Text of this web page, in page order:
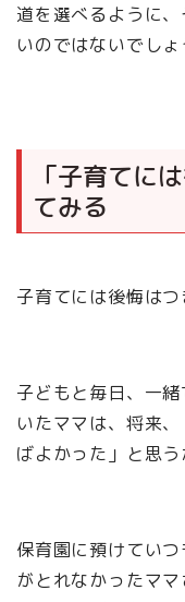
道を選べるように
いのではないでしょ
「子育てに
てみる
子育てには後悔はつ
子どもと毎日、一
いたママは、将来
ばよかった」と思う
保育園に預けてい
がとれなかったマ